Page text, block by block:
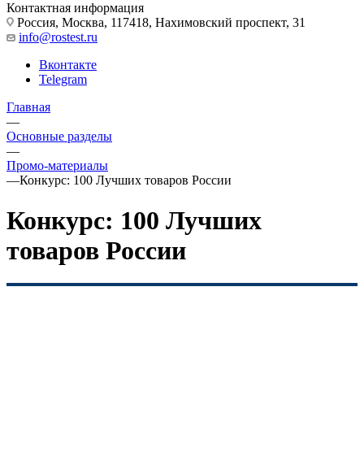
Контактная информация
Россия, Москва, 117418, Нахимовский проспект, 31
info@rostest.ru
Вконтакте
Telegram
Главная
—
Основные разделы
—
Промо-материалы
—Конкурс: 100 Лучших товаров России
Конкурс: 100 Лучших
товаров России